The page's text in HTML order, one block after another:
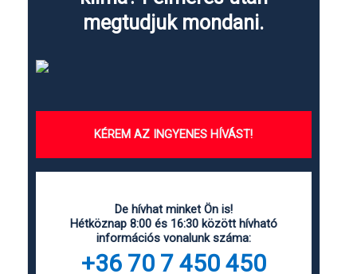
megtudjuk mondani.
KÉREM AZ INGYENES HÍVÁST!
De hívhat minket Ön is!
Hétköznap 8:00 és 16:30 között hívható
információs vonalunk száma:
+36 70 7 450 450